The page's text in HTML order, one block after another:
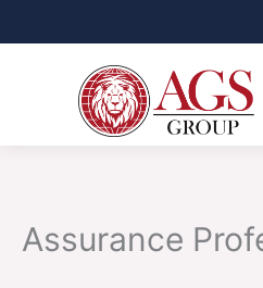
au
Assurance